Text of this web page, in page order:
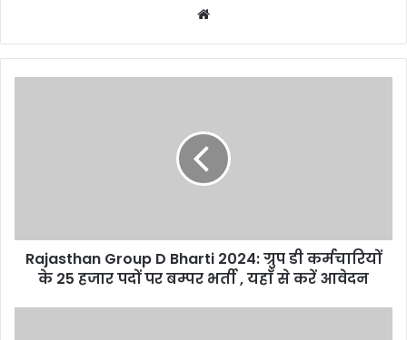
Rajasthan Group D Bharti 2024: ग्रुप डी कर्मचारियों
के 25 हजार पदों पर बम्पर भर्ती , यहाँ से करें आवेदन